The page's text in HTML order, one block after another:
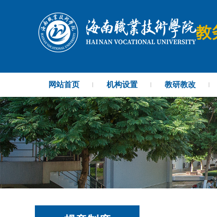
网站首页 机构设置 教研教改